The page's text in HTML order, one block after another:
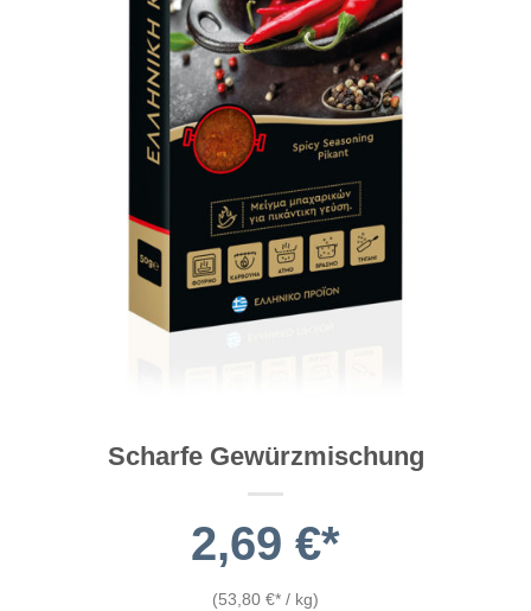
Scharfe Gewürzmischung
2,69 €
(53,80 € / kg)